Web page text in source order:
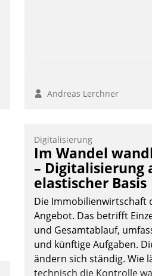
Andreas Lerchner
Digitalisierung
Im Wandel
– Digitalisierung
elastischer Basis
Die Immobilienwirtschaft
Angebot. Das betrifft
und Gesamtablauf,
und künftige Aufgaben.
ändern sich ständig. Wie
technisch die Kontrolle